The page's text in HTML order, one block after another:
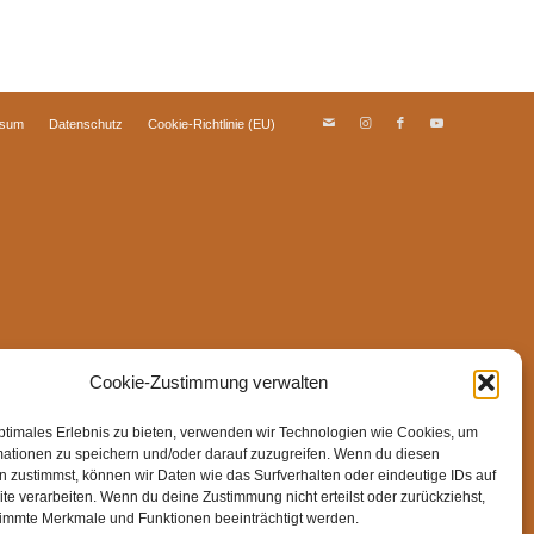
Cookie-Zustimmung verwalten
Erlebnis zu bieten, verwenden wir Technologien wie Cookies, um
zu speichern und/oder darauf zuzugreifen. Wenn du diesen
zustimmst, können wir Daten wie das Surfverhalten oder eindeutige IDs auf
verarbeiten. Wenn du deine Zustimmung nicht erteilst oder zurückziehst,
Merkmale und Funktionen beeinträchtigt werden.
Datenschutz Cookie-Richtlinie (EU)